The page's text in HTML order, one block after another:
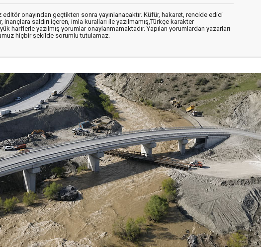
editör onayından geçtikten sonra yayınlanacaktır. Küfür, hakaret, rencide edici
inançlara saldırı içeren, imla kuralları ile yazılmamış,Türkçe karakter
harflerle yazılmış yorumlar onaylanmamaktadır. Yapılan yorumlardan yazarları
hiçbir şekilde sorumlu tutulamaz.